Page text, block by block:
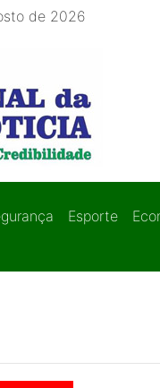
de 2026
Esporte